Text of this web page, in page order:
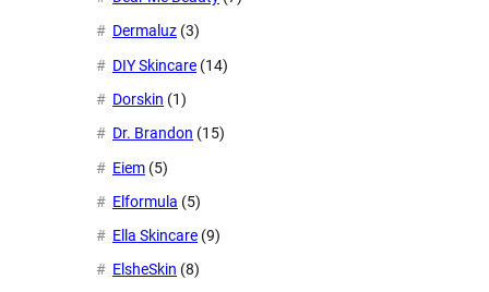
Dermaluz (3)
DIY Skincare (14)
Dorskin (1)
Dr. Brandon (15)
Eiem (5)
Elformula (5)
Ella Skincare (9)
ElsheSkin (8)